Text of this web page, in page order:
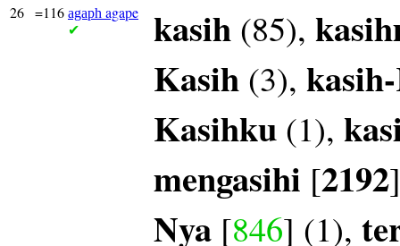
26 =116 agaph agape
✔ kasih (85),
Kasih (3),
Kasihku (1),
mengasihi [2192
Nya [846] (1),